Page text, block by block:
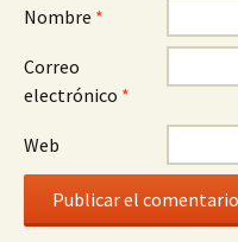
Nombre *
Correo
electrónico *
Web